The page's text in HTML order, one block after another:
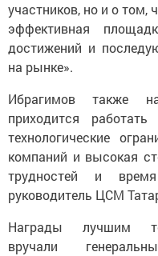
участников, но и о том,
эффективная
достижений и
на рынке».
Ибрагимов также
приходится
технологические
компаний и высокая
трудностей и
руководитель ЦСМ
Награды лучшим
вручали